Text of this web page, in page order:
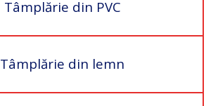
Tâmplărie din PVC
Tâmplărie din lemn